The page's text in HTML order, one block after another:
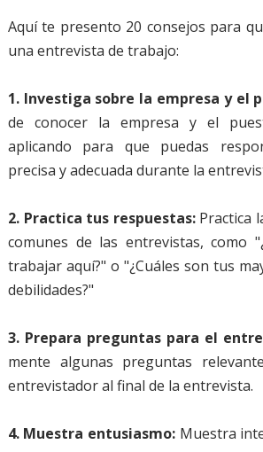
Aquí te presento 20 consejos para
una entrevista de trabajo:
1. Investiga sobre la empresa y el
de conocer la empresa y el
aplicando para que puedas
precisa y adecuada durante la
2. Practica tus respuestas: Practica
comunes de las entrevistas, como
trabajar aquí?" o "¿Cuáles son tus
debilidades?"
3. Prepara preguntas para el
mente algunas preguntas
entrevistador al final de la entrevista.
4. Muestra entusiasmo: Muestra